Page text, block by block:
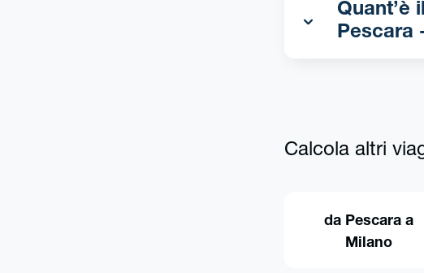
Quant’è
Pescara
Calcola altri
da Pescara a
Milano